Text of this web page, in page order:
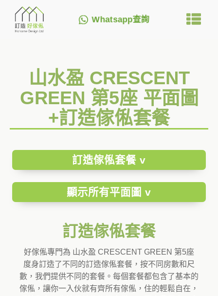
Whatsapp查詢
山水盈 CRESCENT
GREEN 第5座 平面圖
+訂造傢俬套餐
訂造傢俬套餐 v
顯示所有平面圖 v
訂造傢俬套餐
好傢俬專門為 山水盈 CRESCENT GREEN 第5座
度身訂造了不同的訂造傢俬套餐，按不同房數和尺
數，我們提供不同的套餐。每個套餐都包含了基本的
傢俬，讓你一入伙就有齊所有傢俬，住的輕鬆自在，